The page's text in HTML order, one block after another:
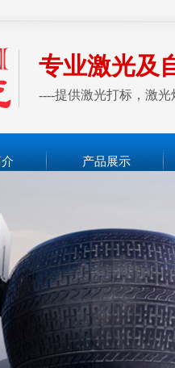
专业激光及
----提供激光打标，激
产品展示